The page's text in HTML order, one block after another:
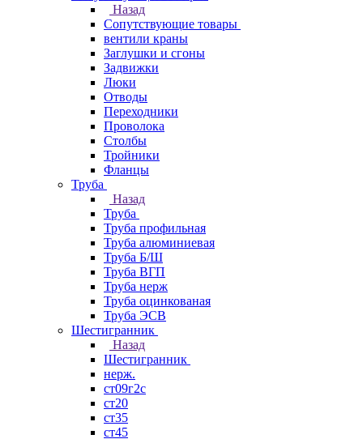
Назад
Сопутствующие товары
вентили краны
Заглушки и сгоны
Задвижки
Люки
Отводы
Переходники
Проволока
Столбы
Тройники
Фланцы
Труба
Назад
Труба
Труба профильная
Труба алюминиевая
Труба Б/Ш
Труба ВГП
Труба нерж
Труба оцинкованая
Труба ЭСВ
Шестигранник
Назад
Шестигранник
нерж.
ст09г2с
ст20
ст35
ст45